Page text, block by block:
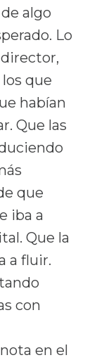
algo
Lo
que
habían
Que las
que
iba a
Que la
a fluir.
con
en el